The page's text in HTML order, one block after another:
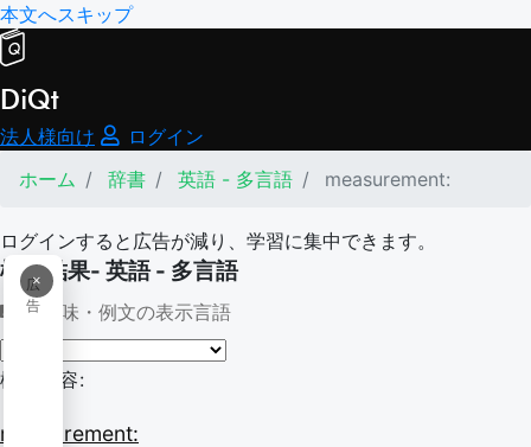
本文へスキップ
DiQt
法人様向け
ログイン
ホーム
辞書 英語 - 多言語 measurement:
ログインすると広告が減り、学習に集中できます。
×
広
告
検索結果- 英語 - 多言語
意味・例文の表示言語
検索内容:
measurement: